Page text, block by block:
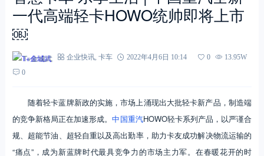
一代高端轻卡HOWO统帅即将上市
￼
T+金城武 企业快讯, 卡车 2022年4月6日 10:14 0
13.95W
0
随着轻卡蓝牌新政的实施，市场上涌现出大批轻卡新产品，制造端
的竞争新格局正在加速形成。中国重汽HOWO轻卡系列产品，以严谨合
规、超能节油、超轻自重以及高出勤率，助力卡友成功解决物流运输的
“痛点”，成为新蓝牌时代最具竞争力的市场主力军。在春暖花开的时